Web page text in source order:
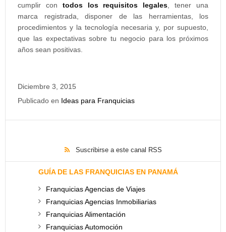
cumplir con todos los requisitos legales , tener una
marca registrada, disponer de las herramientas, los
procedimientos y la tecnología necesaria y, por supuesto,
que las expectativas sobre tu negocio para los próximos
años sean positivas.
Diciembre 3, 2015
Publicado en Ideas para Franquicias
Suscribirse a este canal RSS
GUÍA DE LAS FRANQUICIAS EN PANAMÁ
Franquicias Agencias de Viajes
Franquicias Agencias Inmobiliarias
Franquicias Alimentación
Franquicias Automoción